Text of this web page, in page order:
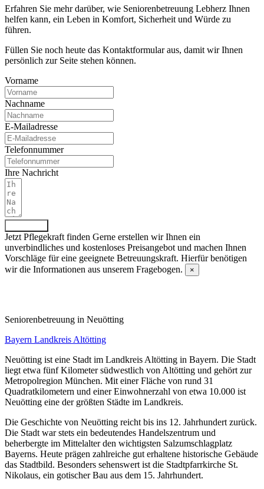
Erfahren Sie mehr darüber, wie Seniorenbetreuung Lebherz Ihnen
helfen kann, ein Leben in Komfort, Sicherheit und Würde zu
führen.
Füllen Sie noch heute das Kontaktformular aus, damit wir Ihnen
persönlich zur Seite stehen können.
Vorname
Nachname
E-Mailadresse
Telefonnummer
Ihre Nachricht
Jetzt Pflegekraft finden Gerne erstellen wir Ihnen ein
unverbindliches und kostenloses Preisangebot und machen Ihnen
Vorschläge für eine geeignete Betreuungskraft. Hierfür benötigen
wir die Informationen aus unserem Fragebogen.
×
Senioren­betreuung in Neuötting
Bayern Landkreis Altötting
Neuötting ist eine Stadt im Landkreis Altötting in Bayern. Die Stadt
liegt etwa fünf Kilometer südwestlich von Altötting und gehört zur
Metropolregion München. Mit einer Fläche von rund 31
Quadratkilometern und einer Einwohnerzahl von etwa 10.000 ist
Neuötting eine der größten Städte im Landkreis.
Die Geschichte von Neuötting reicht bis ins 12. Jahrhundert zurück.
Die Stadt war stets ein bedeutendes Handelszentrum und
beherbergte im Mittelalter den wichtigsten Salzumschlagplatz
Bayerns. Heute prägen zahlreiche gut erhaltene historische Gebäude
das Stadtbild. Besonders sehenswert ist die Stadtpfarrkirche St.
Nikolaus, ein gotischer Bau aus dem 15. Jahrhundert.